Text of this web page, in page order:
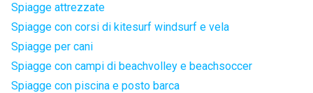
Spiagge attrezzate
Spiagge con corsi di kitesurf windsurf e vela
Spiagge per cani
Spiagge con campi di beachvolley e beachsoccer
Spiagge con piscina e posto barca